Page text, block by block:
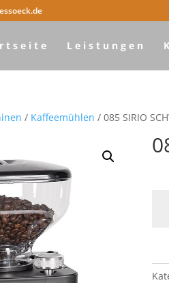
Leistungen
/ Kaffeemühlen / 085 SIRIO